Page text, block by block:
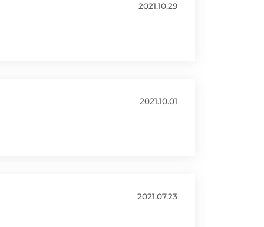
2021.10.29
2021.10.01
2021.07.23